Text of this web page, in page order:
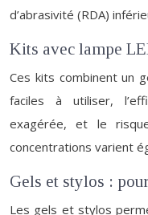
d’abrasivité (RDA)
Kits avec lampe
Ces kits combinent un
faciles à utiliser,
exagérée, et le
concentrations varient
Gels et stylos :
Les gels et stylos